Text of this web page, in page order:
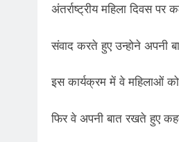
अंतर्राष्ट्रीय महिला दिवस
संवाद करते हुए उन्होने अपनी
इस कार्यक्रम में वे महिलाओं
फिर वे अपनी बात रखते हुए